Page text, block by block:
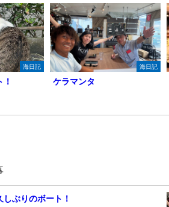
海日記 海日記
ケラマンタ
しぶりのボート！